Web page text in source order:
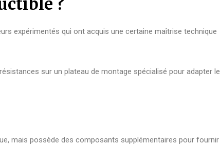
expérimentés qui ont acquis une certaine maîtrise technique
sur un plateau de montage spécialisé pour adapter le
mais possède des composants supplémentaires pour fournir